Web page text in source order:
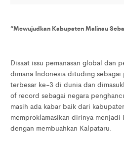
“Mewujudkan Kabupaten Malinau
Disaat issu pemanasan global dan
dimana Indonesia dituding sebagai
terbesar ke-3 di dunia dan
of record sebagai negara
masih ada kabar baik dari
memproklamasikan dirinya menjadi
dengan membuahkan Kalpataru.